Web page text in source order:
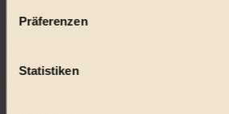
Informationen über Ihre
welche bis auf einige Meter
Merkmalen (Fingerprinting)
Präferenzen
Statistiken
Vegan